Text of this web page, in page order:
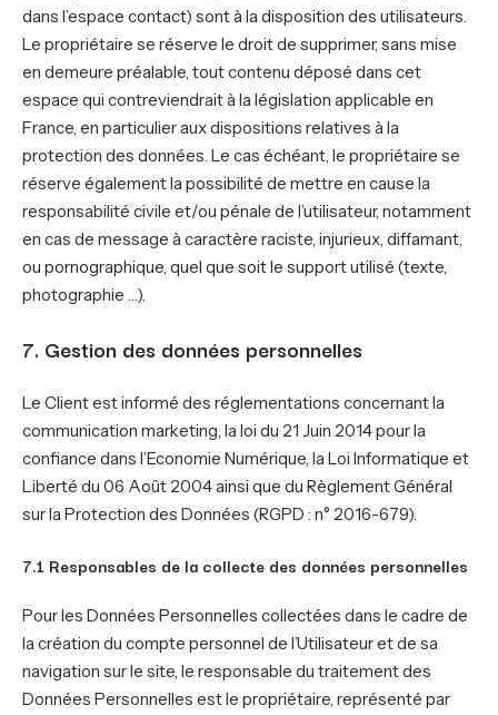
dans l’espace contact) sont à la disposition des utilisateurs.
Le propriétaire se réserve le droit de supprimer, sans mise
en demeure préalable, tout contenu déposé dans cet
espace qui contreviendrait à la législation applicable en
France, en particulier aux dispositions relatives à la
protection des données. Le cas échéant, le propriétaire se
réserve également la possibilité de mettre en cause la
responsabilité civile et/ou pénale de l’utilisateur, notamment
en cas de message à caractère raciste, injurieux, diffamant,
ou pornographique, quel que soit le support utilisé (texte,
photographie …).
7. Gestion des données personnelles
Le Client est informé des réglementations concernant la
communication marketing, la loi du 21 Juin 2014 pour la
confiance dans l’Economie Numérique, la Loi Informatique et
Liberté du 06 Août 2004 ainsi que du Règlement Général
sur la Protection des Données (RGPD : n° 2016-679).
7.1 Responsables de la collecte des données personnelles
Pour les Données Personnelles collectées dans le cadre de
la création du compte personnel de l’Utilisateur et de sa
navigation sur le site, le responsable du traitement des
Données Personnelles est le propriétaire, représenté par